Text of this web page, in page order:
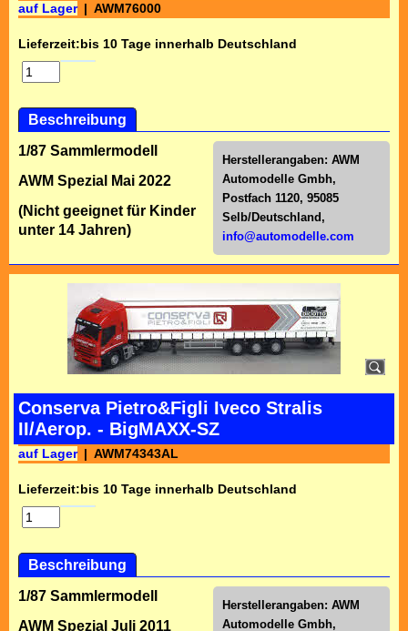
auf Lager AWM76000
Lieferzeit:bis 10 Tage innerhalb Deutschland
Beschreibung
Herstellerangaben: AWM
Automodelle Gmbh,
Postfach 1120, 95085
Selb/Deutschl and,
info@automodelle.com
1/87 Sammlermodell
AWM Spezial Mai 2022
(Nicht geeignet für Kinder
unter 14 Jahren)
Conserva Pietro&Figli Iveco Stralis
II/Aerop. - BigMAXX-SZ
auf Lager AWM74343AL
Lieferzeit:bis 10 Tage innerhalb Deutschland
Beschreibung
Herstellerangaben: AWM
Automodelle Gmbh,
1/87 Sammlermodell
AWM Spezial Juli 2011